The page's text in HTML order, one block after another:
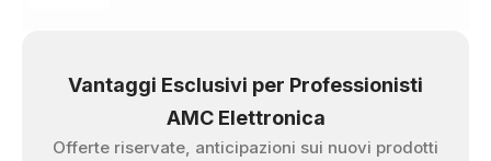
Vantaggi Esclusivi per Professionisti
AMC Elettronica
Offerte riservate, anticipazioni sui nuovi prodotti